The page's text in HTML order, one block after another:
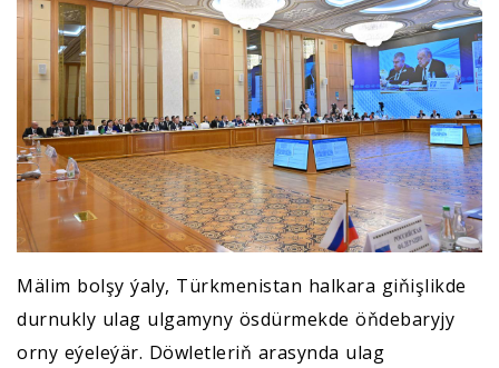
Mälim bolşy ýaly, Türkmenistan halkara giňişlikde
durnukly ulag ulgamyny ösdürmekde öňdebaryjy
orny eýeleýär. Döwletleriň arasynda ulag